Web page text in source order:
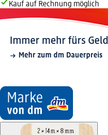
Kauf auf Rechnung möglich
Immer mehr fürs
Mehr zum dm Dauerpreis